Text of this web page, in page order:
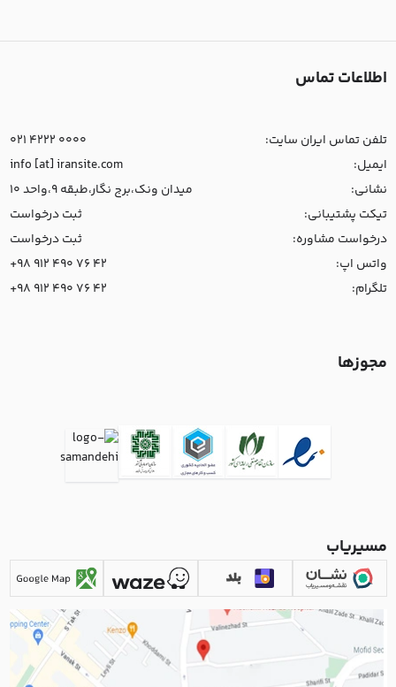
اطلاعات تماس
تلفن تماس ایران سایت:
021 4222 0000
ایمیل:
info [at] iransite.com
نشانی:
میدان ونک،برج نگار،طبقه 9،واحد 10
تیکت پشتیبانی:
ثبت درخواست
درخواست مشاوره:
ثبت درخواست
واتس اپ:
+98 912 490 76 42
تلگرام:
+98 912 490 76 42
مجوزها
مسیریاب